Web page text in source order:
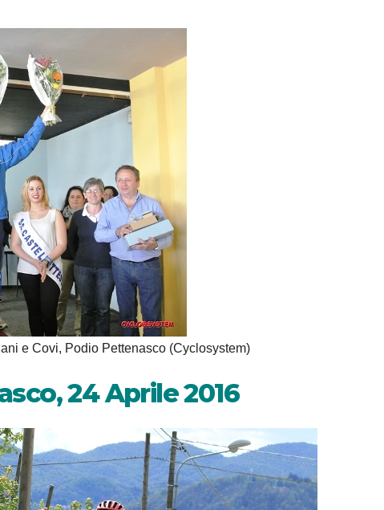
e Covi, Podio Pettenasco (Cyclosystem)
24 Aprile 2016